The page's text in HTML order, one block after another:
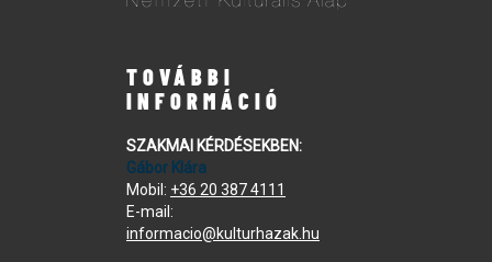
TOVÁBBI
INFORMÁCIÓ
SZAKMAI KÉRDÉSEKBEN:
Gábor Klára
Mobil: +36 20 387 4111
E-mail:
informacio@kulturhazak.hu